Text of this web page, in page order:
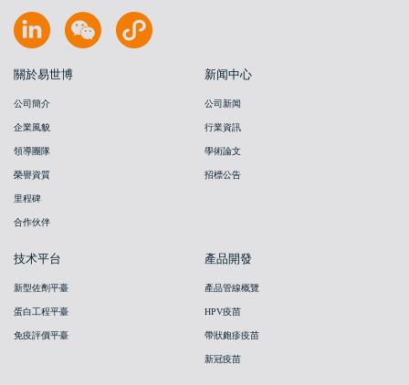
關於易世博
公司簡介
企業風貌
領導團隊
榮譽資質
里程碑
合作伙伴
新闻中心
公司新闻
行業資訊
學術論文
招標公告
技术平台
新型佐劑平臺
蛋白工程平臺
免疫評價平臺
產品開發
產品管線概覽
HPV疫苗
帶狀皰疹疫苗
新冠疫苗